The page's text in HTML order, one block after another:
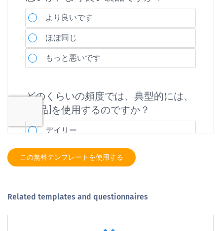
この無料テンプレートを使用する
Related templates and questionnaires